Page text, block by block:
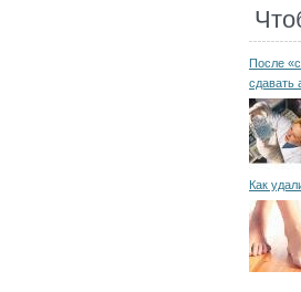
После
сдавать
Как